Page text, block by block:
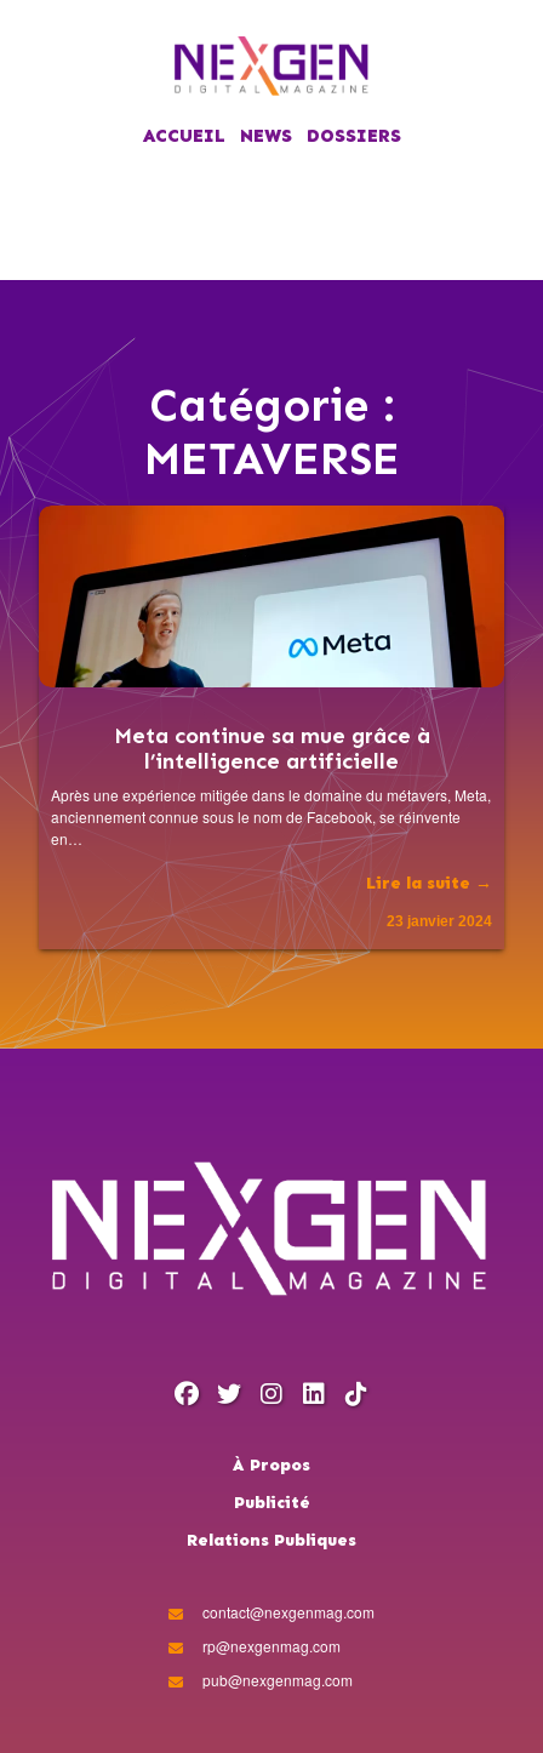
ACCUEIL NEWS DOSSIERS
Catégorie :
METAVERSE
Meta continue sa mue grâce à
l’intelligence artificielle
Après une expérience mitigée dans le domaine du métavers, Meta,
anciennement connue sous le nom de Facebook, se réinvente
en…
Lire la suite →
23 janvier 2024
À Propos
Publicité
Relations Publiques
contact@nexgenmag.com
rp@nexgenmag.com
pub@nexgenmag.com